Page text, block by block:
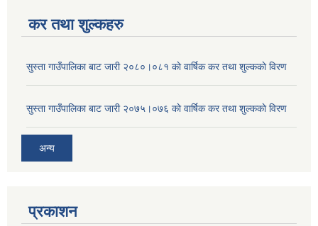
कर तथा शुल्कहरु
सुस्ता गाउँपालिका बाट जारी २०८०।०८१ काे वार्षिक कर तथा शुल्ककाे विरण
सुस्ता गाउँपालिका बाट जारी २०७५।०७६ काे वार्षिक कर तथा शुल्ककाे विरण
अन्य
प्रकाशन